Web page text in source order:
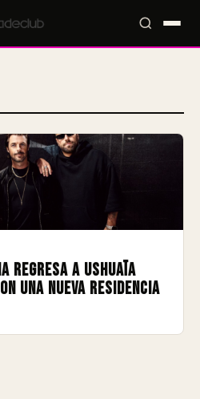
🎤 Artistas📍 Locales📰 Radar
regresa a Ushuaïa
una nueva residencia